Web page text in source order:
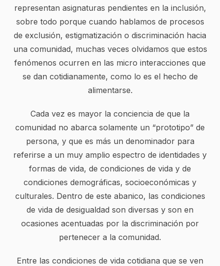
representan asignaturas pendientes en la inclusión,
sobre todo porque cuando hablamos de procesos
de exclusión, estigmatización o discriminación hacia
una comunidad, muchas veces olvidamos que estos
fenómenos ocurren en las micro interacciones que
se dan cotidianamente, como lo es el hecho de
alimentarse.
Cada vez es mayor la conciencia de que la
comunidad no abarca solamente un “prototipo” de
persona, y que es más un denominador para
referirse a un muy amplio espectro de identidades y
formas de vida, de condiciones de vida y de
condiciones demográficas, socioeconómicas y
culturales. Dentro de este abanico, las condiciones
de vida de desigualdad son diversas y son en
ocasiones acentuadas por la discriminación por
pertenecer a la comunidad.
Entre las condiciones de vida cotidiana que se ven